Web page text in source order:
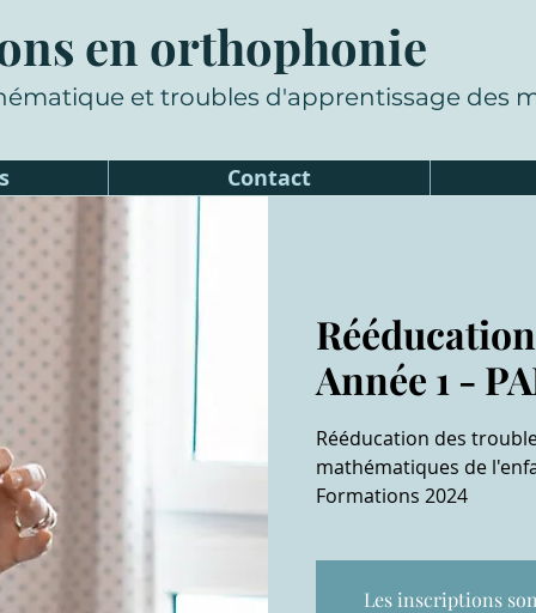
en orthophonie
et troubles d'apprentissage des
Contact
Année 1 -
Rééducation des
mathématiques de
Formations 2024
Les inscriptions